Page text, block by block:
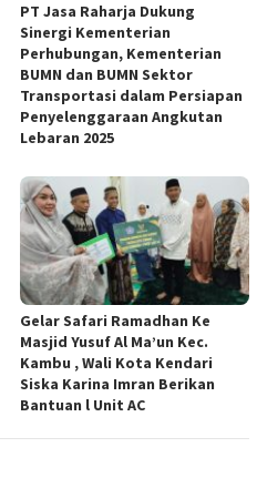
PT Jasa Raharja Dukung
Sinergi Kementerian
Perhubungan, Kementerian
BUMN dan BUMN Sektor
Transportasi dalam Persiapan
Penyelenggaraan Angkutan
Lebaran 2025
Gelar Safari Ramadhan Ke
Masjid Yusuf Al Ma’un Kec.
Kambu , Wali Kota Kendari
Siska Karina Imran Berikan
Bantuan l Unit AC